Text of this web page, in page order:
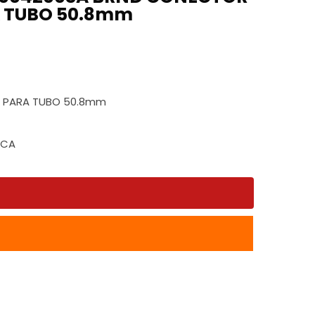
TUBO 50.8mm
PARA TUBO 50.8mm